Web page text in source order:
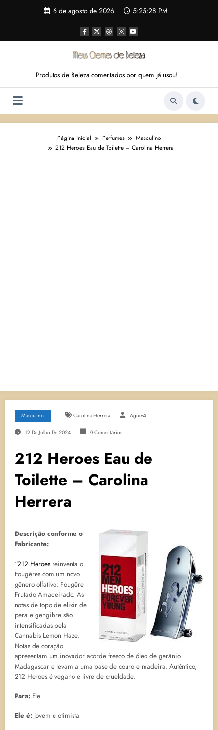
6 de agosto de 2026 5:25:29 PM
Produtos de Beleza comentados por quem já usou!
Página inicial Perfumes
Masculino
212 Heroes Eau de Toilette – Carolina Herrera
Masculino Carolina Herrera AgnesS.
12 De Julho De 2024 0 Comentários
212 Heroes Eau de
Toilette – Carolina
Herrera
Descrição conforme o
Fabricante:
“212 Heroes reinventa o
Fougères com um novo
gênero olfativo: Fougêre
Frutado Amadeirado. As
notas de topo de elixir de
pera e gengibre são
intensificadas pela
Cannabis Lemon Haze.
Notas de coração
apresentam um inovador acorde fresco de óleo de gerânio
Madagascar e levam a uma base de couro e madeira. Autêntico,
212 Heroes é vegano e livre de crueldade.
Para: Ele
Ele é: jovem e otimista